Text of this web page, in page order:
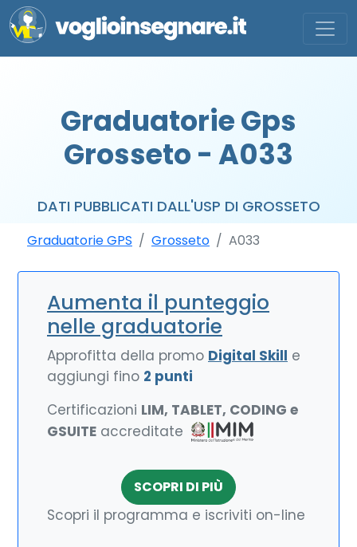
Graduatorie Gps
Grosseto - A033
DATI PUBBLICATI DALL'USP DI GROSSETO
Graduatorie GPS Grosseto A033
Aumenta il punteggio
nelle graduatorie
Approfitta della promo Digital Skill e
aggiungi fino 2 punti
Certificazioni LIM, TABLET, CODING e
GSUITE accreditate
SCOPRI DI PIÙ
Scopri il programma e iscriviti on-line